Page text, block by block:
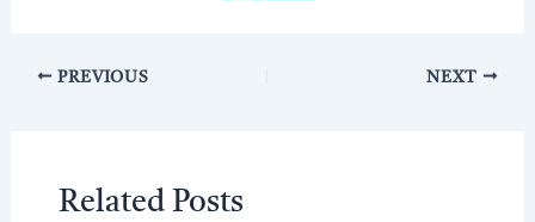
PREVIOUS NEXT
Related Posts